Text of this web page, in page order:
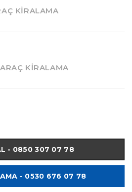
KIRALAMA
KIRALAMA
- 0850 307 07 78
- 0530 676 07 78